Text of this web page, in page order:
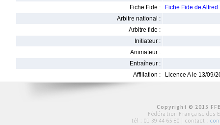
Fiche Fide :
Fiche Fide de Alfred
Arbitre national :
Arbitre fide :
Initiateur :
Animateur :
Entraîneur :
Affiliation :
Licence A le 13/09/
Copyright © 2015
Fédération Française des
tél : 01 39 44 65 80 | contact :